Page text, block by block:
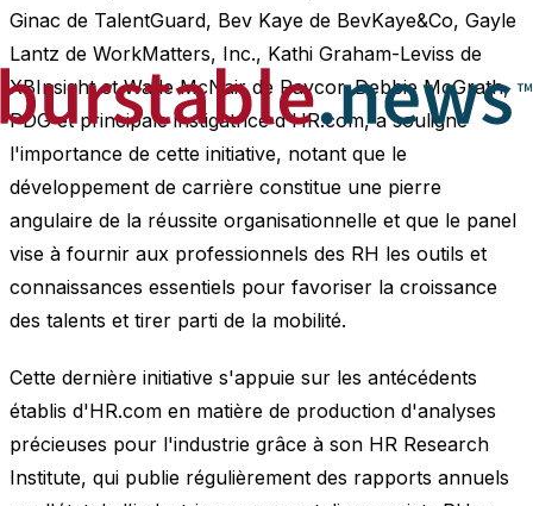
Ginac de TalentGuard, Bev Kaye de BevKaye&Co, Gayle
Lantz de WorkMatters, Inc., Kathi Graham-Leviss de
XBInsight et Wade McNair de Paycor. Debbie McGrath,
PDG et principale instigatrice d'HR.com, a souligné
l'importance de cette initiative, notant que le
développement de carrière constitue une pierre
angulaire de la réussite organisationnelle et que le panel
vise à fournir aux professionnels des RH les outils et
connaissances essentiels pour favoriser la croissance
des talents et tirer parti de la mobilité.
Cette dernière initiative s'appuie sur les antécédents
établis d'HR.com en matière de production d'analyses
précieuses pour l'industrie grâce à son HR Research
Institute, qui publie régulièrement des rapports annuels